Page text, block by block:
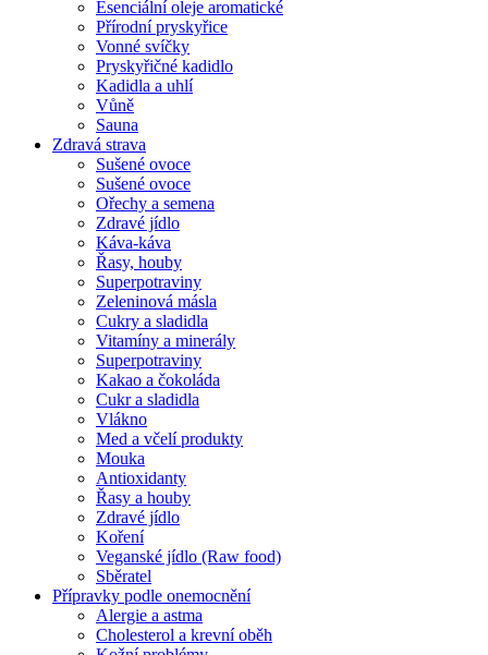
Esenciální oleje aromatické
Přírodní pryskyřice
Vonné svíčky
Pryskyřičné kadidlo
Kadidla a uhlí
Vůně
Sauna
Zdravá strava
Sušené ovoce
Sušené ovoce
Ořechy a semena
Zdravé jídlo
Káva-káva
Řasy, houby
Superpotraviny
Zeleninová másla
Cukry a sladidla
Vitamíny a minerály
Superpotraviny
Kakao a čokoláda
Cukr a sladidla
Vlákno
Med a včelí produkty
Mouka
Antioxidanty
Řasy a houby
Zdravé jídlo
Koření
Veganské jídlo (Raw food)
Sběratel
Přípravky podle onemocnění
Alergie a astma
Cholesterol a krevní oběh